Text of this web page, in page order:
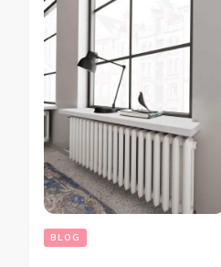
BLOG